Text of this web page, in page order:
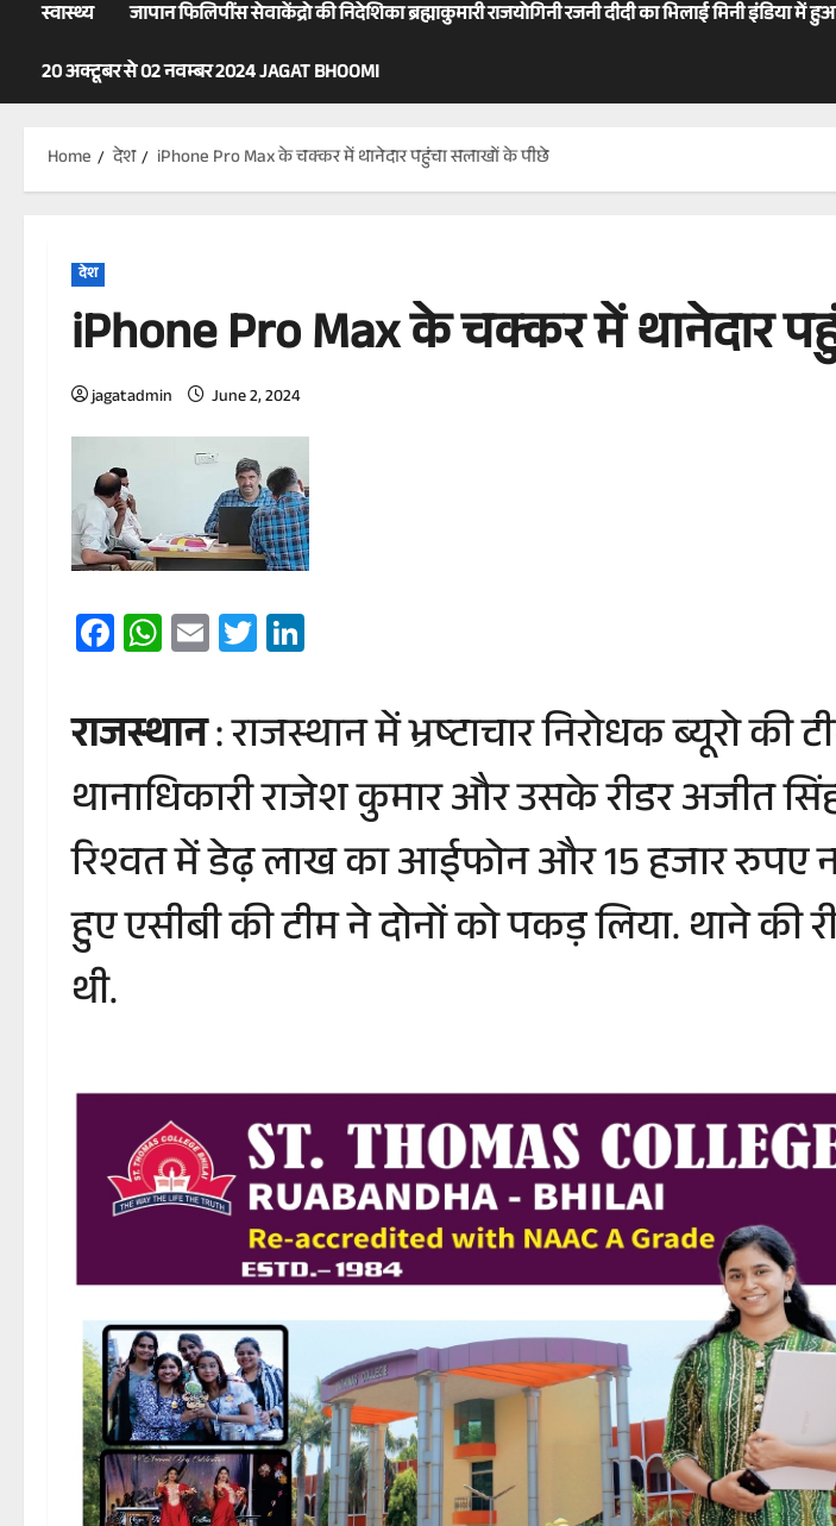
स्वास्थ्य
जापान फिलिपींस सेवाकेंद्रो की निदेशिका ब्रह्माकुमारी राजयोगिनी रजनी दीदी का भिलाई मिनी इंडिया
20 अक्टूबर से 02 नवम्बर 2024 JAGAT BHOOMI
Home देश iPhone Pro Max के चक्कर में थानेदार पहुंचा सलाखों के पीछे
देश
iPhone Pro Max के चक्कर में थानेदार
jagatadmin June 2, 2024
Facebook
WhatsApp
EmailTwitter
राजस्थान: राजस्थान में भ्रष्टाचार निरोधक ब्यूरो
थानाधिकारी राजेश कुमार और उसके रीडर अजीत
रिश्वत में डेढ़ लाख का आईफोन और 15 हजार रुपए
हुए एसीबी की टीम ने दोनों को पकड़ लिया. थाने की
थी.